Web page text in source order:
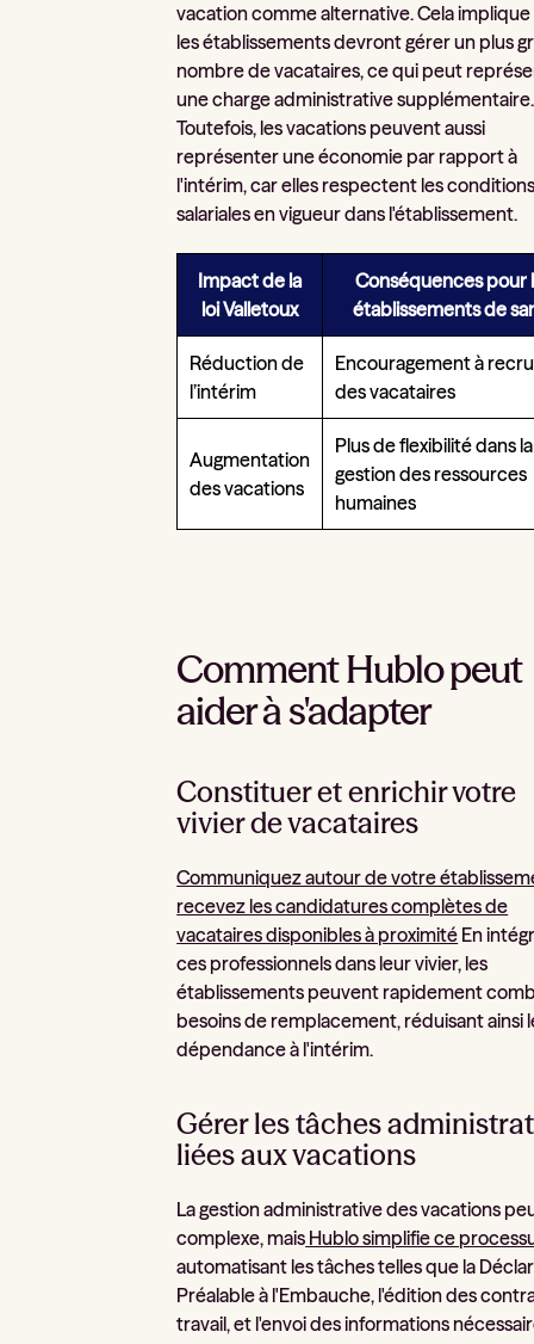
vacation comme alternative. Cela
les établissements devront gérer un plus
nombre de vacataires, ce qui peut
une charge administrative supplémentaire.
Toutefois, les vacations peuvent aussi
représenter une économie par rapport à
l'intérim, car elles respectent les
salariales en vigueur dans l'établissement.
Impact de la
loi Valletoux
Conséquences pour
établissements de
Réduction de
l’intérim
Encouragement à
des vacataires
Augmentation
des vacations
Plus de flexibilité dans la
gestion des ressources
humaines
Comment Hublo peut
aider à s'adapter
Constituer et enrichir votre
vivier de vacataires
Communiquez autour de votre
recevez les candidatures complètes de
vacataires disponibles à proximité En
ces professionnels dans leur vivier, les
établissements peuvent rapidement
besoins de remplacement, réduisant ainsi
dépendance à l'intérim.
Gérer les tâches
liées aux vacations
La gestion administrative des vacations
complexe, mais Hublo simplifie ce
automatisant les tâches telles que la
Préalable à l'Embauche, l'édition des
travail, et l'envoi des informations